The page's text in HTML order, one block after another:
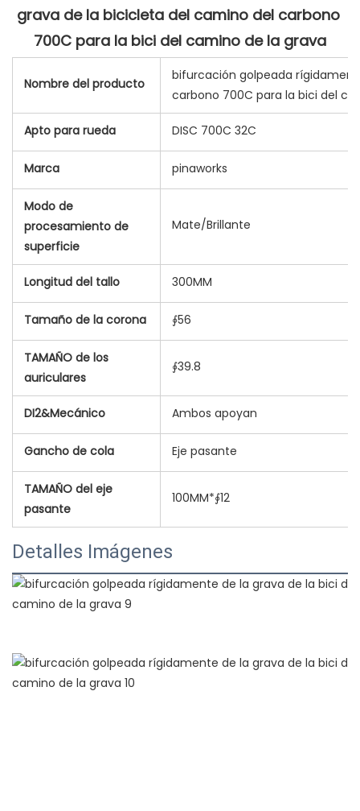
grava de la bicicleta del camino del carbono
Nombre del producto
bifurcación golpeada
carbono 700C para la bici del
Apto para rueda DISC 700C 32C
Marca pinaworks
Modo de
procesamiento de
superficie
Mate/Brillante
Longitud del tallo 300MM
Tamaño de la corona ∮56
TAMAÑO de los
auriculares
∮39.8
DI2&Mecánico Ambos apoyan
Gancho de cola Eje pasante
TAMAÑO del eje
pasante
100MM*∮12
Detalles Imágenes